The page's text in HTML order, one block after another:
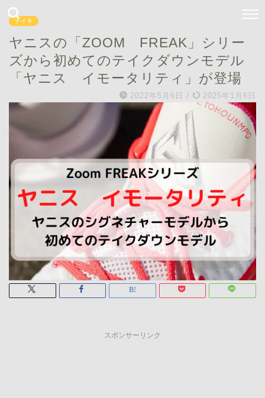
ナイキ
ヤニスの「ZOOM FREAK」シリー
ズから初めてのテイクダウンモデル
「ヤニス イモータリティ」が登場
2022年5月6日 / 2025年1月6日
スポンサーリンク